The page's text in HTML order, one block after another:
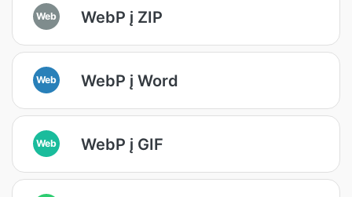
Web WebP į ZIP
Web WebP į Word
Web WebP į GIF